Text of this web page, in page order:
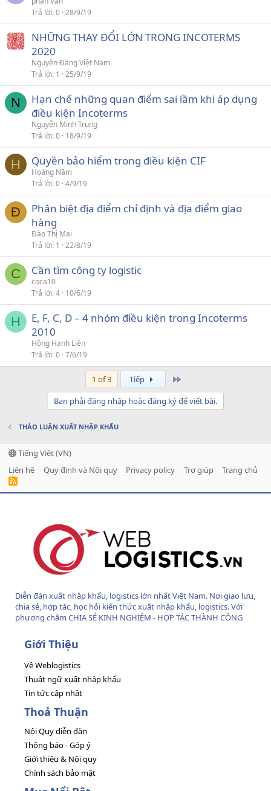
Trả lời 0 28/9/19
NHỮNG THAY ĐỔI LỚN TRONG INCOTERMS
2020
Nguyên Đăng Việt Nam
Trả lời 1 25/9/19
N
Hạn chế những quan điểm sai lầm khi áp dụng
điều kiện Incoterms
Nguyễn Minh Trung
Trả lời 0 18/9/19
H Quyền bảo hiểm trong điều kiện CIF
Hoàng Năm
Trả lời 0 4/9/19
Đ
Phân biệt địa điểm chỉ định và địa điểm giao
hàng
Đào Thị Mai
Trả lời 1 22/8/19
C Cần tìm công ty logistic
coca10
Trả lời 4 10/6/19
H
E, F, C, D – 4 nhóm điều kiện trong Incoterms
2010
Hồng Hạnh Liên
Trả lời 0 7/6/19
1 of 3 Tiếp
Bạn phải đăng nhập hoặc đăng ký để viết bài.
THẢO LUẬN XUẤT NHẬP KHẨU
Tiếng Việt (VN)
Liên hệ
Quy định và Nội quy Privacy policy Trợ giúp Trang chủ
R
Diễn đàn xuất nhập khẩu, logistics lớn nhất Việt Nam. Nơi giao lưu,
chia sẻ, hợp tác, học hỏi kiến thức xuất nhập khẩu, logistics. Với
phương châm CHIA SẺ KINH NGHIỆM - HỢP TÁC THÀNH CÔNG
Giới Thiệu
Về Weblogistics
Thuật ngữ xuất nhập khẩu
Tin tức cập nhật
Thoả Thuận
Nội Quy diễn đàn
Thông báo - Góp ý
Giới thiệu & Nội quy
Chính sách bảo mật